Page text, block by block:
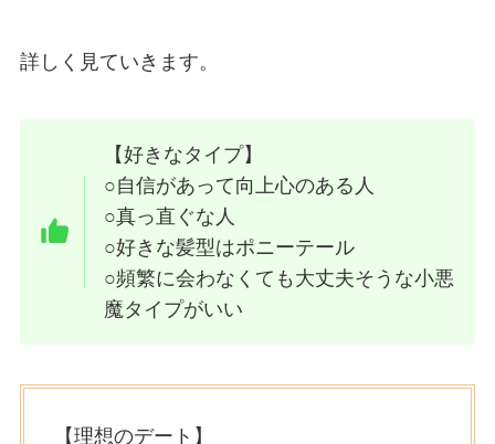
詳しく見ていきます。
【好きなタイプ】
○自信があって向上心のある人
○真っ直ぐな人
○好きな髪型はポニーテール
○頻繁に会わなくても大丈夫そうな小悪
魔タイプがいい
【理想のデート】